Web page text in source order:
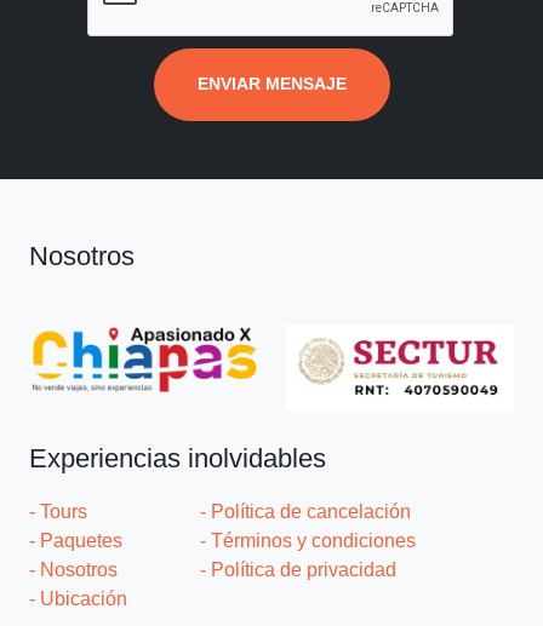
ENVIAR MENSAJE
Nosotros
Experiencias inolvidables
- Tours
- Paquetes
- Nosotros
- Ubicación
- Política de cancelación
- Términos y condiciones
- Política de privacidad